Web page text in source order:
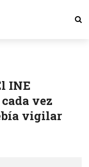
INE
vez
vigilar